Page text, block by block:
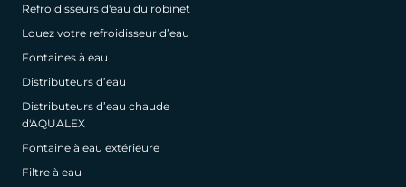
Refroidisseurs d'eau du robinet
Louez votre refroidisseur d’eau
Fontaines à eau
Distributeurs d’eau
Distributeurs d’eau chaude
d'AQUALEX
Fontaine à eau extérieure
Filtre à eau